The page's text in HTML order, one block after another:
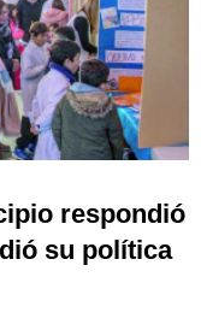
respondió
su política